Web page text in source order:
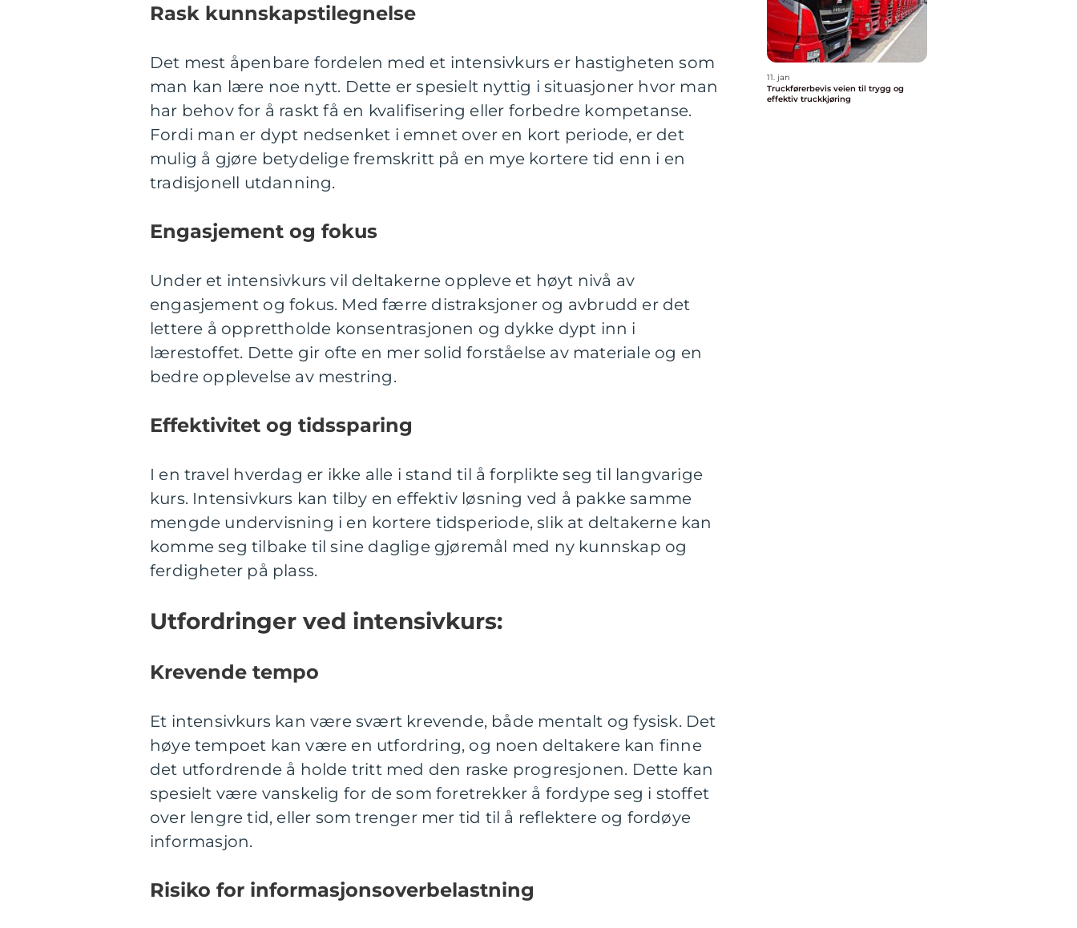
Rask kunnskapstilegnelse
Det mest åpenbare fordelen med et intensivkurs er hastigheten som
man kan lære noe nytt. Dette er spesielt nyttig i situasjoner hvor man
har behov for å raskt få en kvalifisering eller forbedre kompetanse.
Fordi man er dypt nedsenket i emnet over en kort periode, er det
mulig å gjøre betydelige fremskritt på en mye kortere tid enn i en
tradisjonell utdanning.
Engasjement og fokus
Under et intensivkurs vil deltakerne oppleve et høyt nivå av
engasjement og fokus. Med færre distraksjoner og avbrudd er det
lettere å opprettholde konsentrasjonen og dykke dypt inn i
lærestoffet. Dette gir ofte en mer solid forståelse av materiale og en
bedre opplevelse av mestring.
Effektivitet og tidssparing
I en travel hverdag er ikke alle i stand til å forplikte seg til langvarige
kurs. Intensivkurs kan tilby en effektiv løsning ved å pakke samme
mengde undervisning i en kortere tidsperiode, slik at deltakerne kan
komme seg tilbake til sine daglige gjøremål med ny kunnskap og
ferdigheter på plass.
Utfordringer ved intensivkurs:
Krevende tempo
Et intensivkurs kan være svært krevende, både mentalt og fysisk. Det
høye tempoet kan være en utfordring, og noen deltakere kan finne
det utfordrende å holde tritt med den raske progresjonen. Dette kan
spesielt være vanskelig for de som foretrekker å fordype seg i stoffet
over lengre tid, eller som trenger mer tid til å reflektere og fordøye
informasjon.
Risiko for informasjonsoverbelastning
11. jan
Truckførerbevis veien til trygg og
effektiv truckkjøring